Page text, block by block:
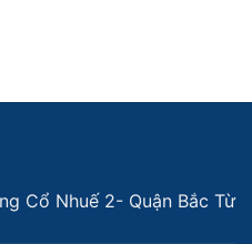
Cổ Nhuế 2- Quận Bắc Từ